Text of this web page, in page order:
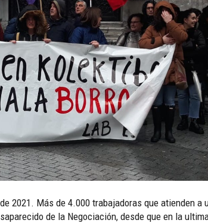
2021. Más de 4.000 trabajadoras que atienden a
de la Negociación, desde que en la